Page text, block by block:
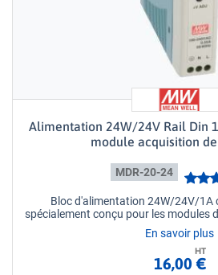
Alimentation 24W/24V Rail Din
module acquisition
MDR-20-24
Bloc d'alimentation 24W/24V/1A
spécialement conçu pour les modules
En savoir plus
HT
16,00 €